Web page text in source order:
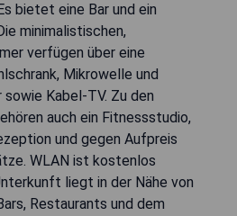
bietet eine Bar und ein
minimalistischen,
verfügen über eine
Mikrowelle und
Kabel-TV. Zu den
auch ein Fitnessstudio,
und gegen Aufpreis
WLAN ist kostenlos
liegt in der Nähe von
Restaurants und dem